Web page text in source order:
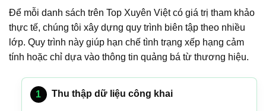
Để mỗi danh sách trên Top Xuyên Việt có giá trị tham khảo
thực tế, chúng tôi xây dựng quy trình biên tập theo nhiều
lớp. Quy trình này giúp hạn chế tình trạng xếp hạng cảm
tính hoặc chỉ dựa vào thông tin quảng bá từ thương hiệu.
Thu thập dữ liệu công khai